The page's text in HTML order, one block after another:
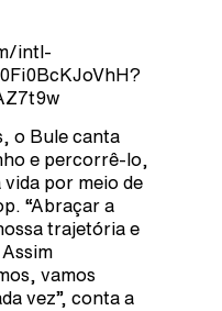
intl-
o Bule canta
e percorrê-lo,
por meio de
“Abraçar a
trajetória e
vamos
vez”, conta a